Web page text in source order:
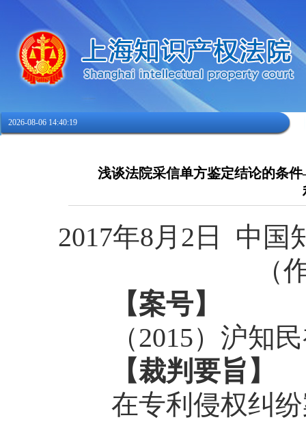
2026-08-06 14:40:20
浅谈法院采信单方鉴定结论的条
2017年8月 2 日
中国
（
【案号】
（2015）沪知
【裁判要旨】
在专利侵权纠纷